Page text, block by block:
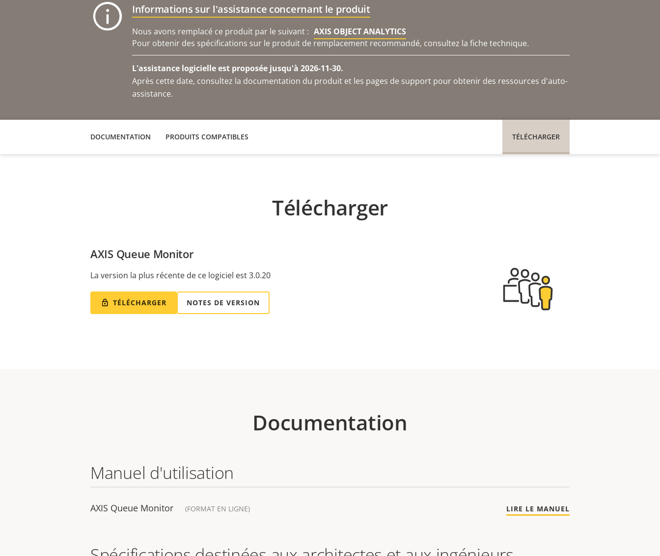
Informations sur l'assistance concernant le produit
Nous avons remplacé ce produit par le suivant : AXIS OBJECT ANALYTICS
Pour obtenir des spécifications sur le produit de remplacement recommandé, consultez la fiche technique.
L'assistance logicielle est proposée jusqu'à 2026-11-30.
Après cette date, consultez la documentation du produit et les pages de support pour obtenir des ressources d'auto-
assistance.
TÉLÉCHARGER
DOCUMENTATION PRODUITS COMPATIBLES
Télécharger
AXIS Queue Monitor
La version la plus récente de ce logiciel est 3.0.20
NOTES DE VERSION
TÉLÉCHARGER
Documentation
Manuel d'utilisation
AXIS Queue Monitor (FORMAT EN LIGNE) LIRE LE MANUEL